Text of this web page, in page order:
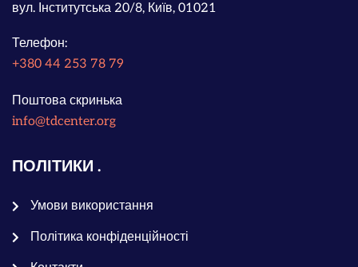
вул. Інститутська 20/8, Київ, 01021
Телефон:
+380 44 253 78 79
Поштова скринька
info@tdcenter.org
ПОЛІТИКИ
Умови використання
Політика конфіденційності